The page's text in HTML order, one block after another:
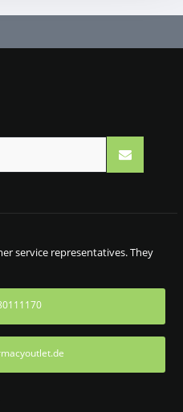
service representatives. They